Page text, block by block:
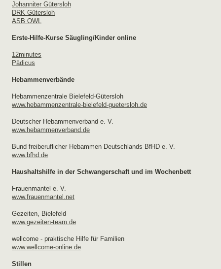
Johanniter Gütersloh
DRK Gütersloh
ASB OWL
Erste-Hilfe-Kurse Säugling/Kinder online
12minutes
Pädicus
Hebammenverbände
Hebammenzentrale Bielefeld-Gütersloh
www.hebammenzentrale-bielefeld-guetersloh.de
Deutscher Hebammenverband e. V.
www.hebammenverband.de
Bund freiberuflicher Hebammen Deutschlands BfHD e. V.
www.bfhd.de
Haushaltshilfe in der Schwangerschaft und im Wochenbett
Frauenmantel e. V.
www.frauenmantel.net
Gezeiten, Bielefeld
www.gezeiten-team.de
wellcome - praktische Hilfe für Familien
www.wellcome-online.de
Stillen